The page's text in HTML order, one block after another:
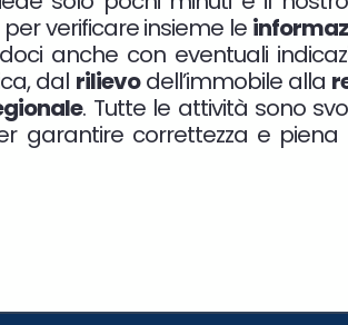
verificare insieme le
anche con eventuali
dal rilievodell’immobile alla
. Tutte le attività sono
garantire correttezza e